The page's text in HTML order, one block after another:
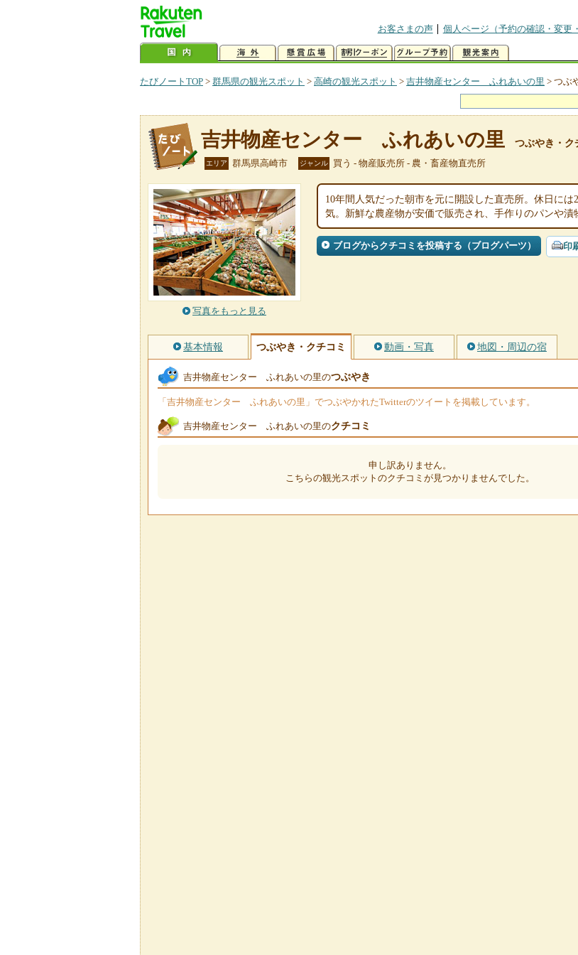
お客さまの声
個人ページ（予約の確認・変更
たびノートTOP > 群馬県の観光スポット > 高崎の観光スポット > 吉井物産センター ふれあいの里 > つぶ
吉井物産センター ふれあいの里 つぶやき・ク
エリア 群馬県高崎市 ジャンル 買う - 物産販売所 - 農・畜産物直売所
写真をもっと見る
10年間人気だった朝市を元に開設した直売所。休日に
気。新鮮な農産物が安価で販売され、手作りのパンや漬
ブログからクチコミを投稿する（ブログパーツ） 印
基本情報 つぶやき・クチコミ 動画・写真 地図・周辺の宿
吉井物産センター ふれあいの里のつぶやき
「吉井物産センター ふれあいの里」でつぶやかれたTwitterのツイートを掲載しています。
吉井物産センター ふれあいの里のクチコミ
申し訳ありません。
こちらの観光スポットのクチコミが見つかりませんでした。